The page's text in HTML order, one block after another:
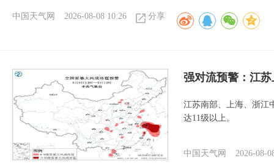
中国天气网 2026-08-08 10:26 分享
强对流预警：江
江苏南部、上海、浙江
达11级以上。
中国天气网 2026-08-